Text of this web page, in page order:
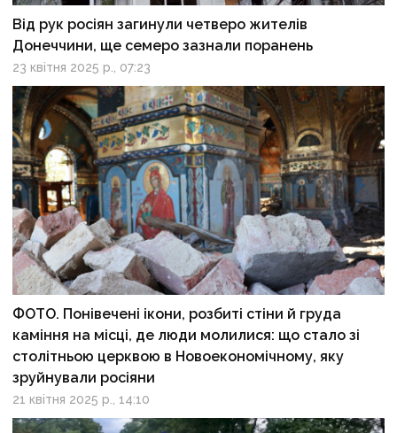
Від рук росіян загинули четверо жителів
Донеччини, ще семеро зазнали поранень
23 квітня 2025 р., 07:23
ФОТО. Понівечені ікони, розбиті стіни й груда
каміння на місці, де люди молилися: що стало зі
столітньою церквою в Новоекономічному, яку
зруйнували росіяни
21 квітня 2025 р., 14:10